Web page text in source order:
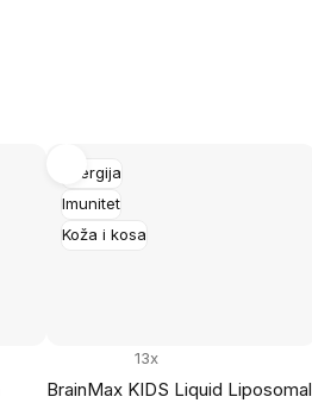
Energija
Imunitet
Koža i kosa
BrainMax KIDS Liquid Liposomal
13x